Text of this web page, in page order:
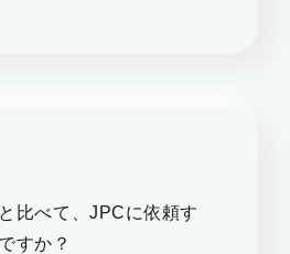
比べて、JPCに依頼す
すか？